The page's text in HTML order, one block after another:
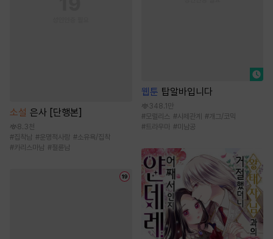
소설 은사 [단행본]
8.3천
#집착남 #운명적사랑 #소유욕/집착
#카리스마남 #절륜남
웹툰 탑알바입니다
348.1만
#모럴리스 #사제관계 #개그/코믹
#트라우마 #미남공